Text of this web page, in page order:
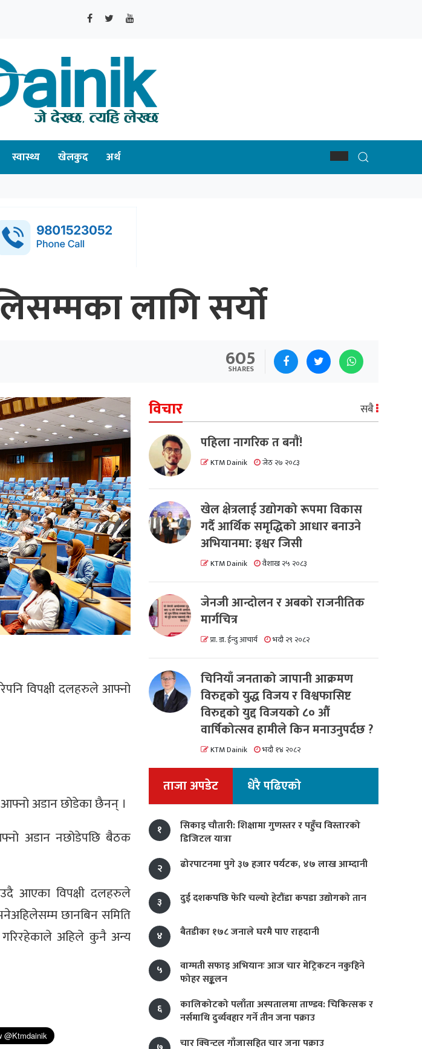
स्वास्थ्य खेलकुद अर्थ
लागि सर्यो
605
SHARES
विपक्षी दलहरुले आफ्नो
आफ्नो अडान छोडेका छैनन् ।
अडान नछोडेपछि बैठक
आएका विपक्षी दलहरुले
छानबिन समिति
गरिरहेकाले अहिले कुनै अन्य
विचार सबै
पहिला नागरिक त बनाैं!
KTM Dainik जेठ २७ २०८३
खेल क्षेत्रलाई उद्योगको रूपमा विकास
गर्दै आर्थिक समृद्धिको आधार बनाउने
अभियानमा: इश्वर जिसी
KTM Dainik वैशाख २५ २०८३
जेनजी आन्दोलन र अबको राजनीतिक
मार्गचित्र
प्रा. डा. ईन्दु आचार्य भदौ २९ २०८२
चिनियाँ जनताको जापानी आक्रमण
विरुद्दको युद्ध विजय र विश्वफासिष्ट
विरुद्दको युद्द विजयको ८० औं
वार्षिकोत्सव हामीले किन मनाउनुपर्दछ ?
KTM Dainik भदौ १४ २०८२
ताजा अपडेट धेरै पढिएको
१
सिकाइ चौतारी: शिक्षामा गुणस्तर र पहुँच विस्तारको
डिजिटल यात्रा
२
ढोरपाटनमा पुगे ३७ हजार पर्यटक, ४७ लाख आम्दानी
३ दुई दशकपछि फेरि चल्यो हेटौंडा कपडा उद्योगको तान
४ बैतडीका १७८ जनाले घरमै पाए राहदानी
५
वाग्मती सफाइ अभियानः आज चार मेट्रिकटन नकुहिने
फोहर सङ्कलन
६
कालिकोटको पलाँता अस्पतालमा ताण्डव: चिकित्सक र
नर्समाथि दुर्व्यवहार गर्ने तीन जना पक्राउ
चार क्विन्टल गाँजासहित चार जना पक्राउ